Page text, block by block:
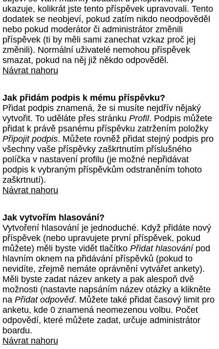
ukazuje, kolikrát jste tento příspěvek upravovali. Tento
dodatek se neobjeví, pokud zatím nikdo neodpověděl
nebo pokud moderátor či administrátor změnili
příspěvek (ti by měli sami zanechat vzkaz proč jej
změnili). Normální uživatelé nemohou příspěvek
smazat, pokud na něj již někdo odpověděl.
Návrat nahoru
Jak přidám podpis k mému příspěvku?
Přidat podpis znamená, že si musíte nejdřív nějaký
vytvořit. To uděláte přes stránku Profil. Podpis můžete
přidat k právě psanému příspěvku zatržením položky
Připojit podpis. Můžete rovněž přidat stejný podpis pro
všechny vaše příspěvky zaškrtnutím příslušného
políčka v nastavení profilu (je možné nepřidávat
podpis k vybraným příspěvkům odstraněním tohoto
zaškrtnutí).
Návrat nahoru
Jak vytvořím hlasování?
Vytvoření hlasování je jednoduché. Když přidáte nový
příspěvek (nebo upravujete první příspěvek, pokud
můžete) měli byste vidět tlačítko Přidat hlasovánípod
hlavním oknem na přidávání příspěvků (pokud to
nevidíte, zřejmě nemáte oprávnění vytvářet ankety).
Měli byste zadat název ankety a pak alespoň dvě
možnosti (nastavte napsáním název otázky a klikněte
na Přidat odpověď. Můžete také přidat časový limit pro
anketu, kde 0 znamená neomezenou volbu. Počet
odpovědí, které můžete zadat, určuje administrátor
boardu.
Návrat nahoru